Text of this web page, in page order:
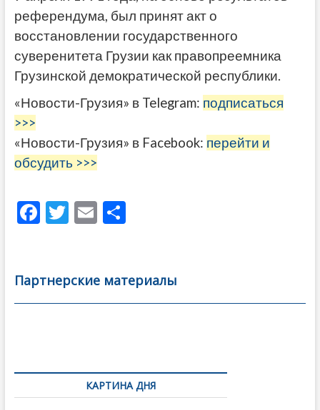
референдума, был принят акт о
восстановлении государственного
суверенитета Грузии как правопреемника
Грузинской демократической республики.
«Новости-Грузия» в Telegram: подписаться
>>>
«Новости-Грузия» в Facebook: перейти и
обсудить >>>
F
b
o
T
er
E
l
О
а
в
Партнерские материалы
по
записямКАРТИНА ДНЯ